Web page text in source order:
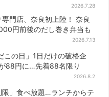
復活！“ハワイ旅行が当た
”キャンペーンも
2026.7.28
専門店、奈良初上陸！ 奈良
円前後のだし巻き弁当も
2026.7.13
この日」1日だけの破格企
88円に…先着88名限り
2026.8.2
限」食べ放題…ランチからテ